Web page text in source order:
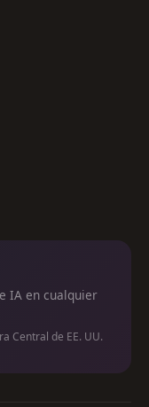
IA en cualquier
Central de EE. UU.